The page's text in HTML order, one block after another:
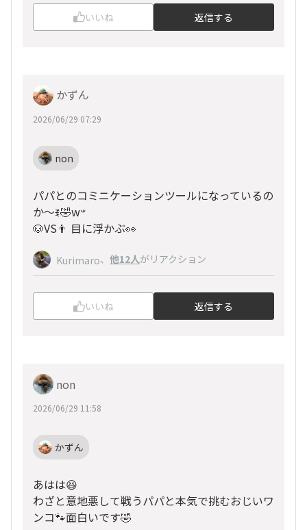
いいね 返信する
かずん
2026/06/29 07:29
non
パパとのコミニケーションツールになっているの
か～ꉂ🤣w‪𐤔
🐶VS👨 目に浮かぶ👀
Kurimaro、 他12人がリアクション
いいね 返信する
non
2026/06/29 11:58
かずん
あはは😆
わざと意地悪して戦うパパと本気で挑むおじいワ
ンコ🐾面白いです🤣